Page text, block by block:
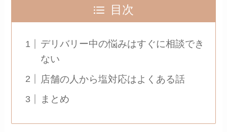
目次
デリバリー中の悩みはすぐに相談でき
ない
店舗の人から塩対応はよくある話
まとめ